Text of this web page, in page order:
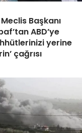
Başkanı
ABD’ye
yerine
çağrısı